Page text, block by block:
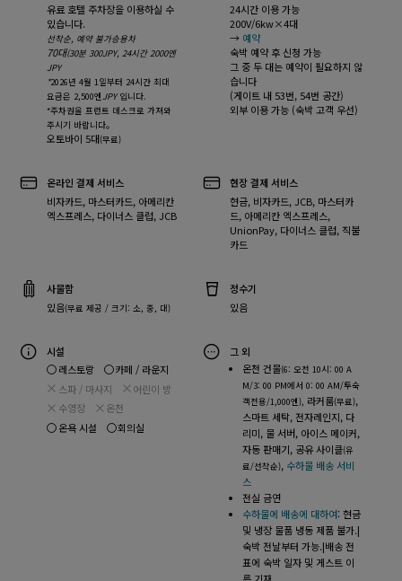
유료 호텔 주차장을 이용하실 수
있습니다.
선착순, 예약 불가승용차
70대(30분 300JPY, 24시간 2000엔
JPY
*2026년 4월 1일부터 24시간 최대
요금은 2,500엔 JPY입니다.
*주차권을 프런트 데스크로 가져와
주시기 바랍니다。
오토바이 5대(무료)
24시간 이용 가능
200V/6kw×4대
→ 예약
숙박 예약 후 신청 가능
그 중 두 대는 예약이 필요하지 않
습니다
(게이트 내 53번, 54번 공간)
외부 이용 가능 (숙박 고객 우선)
온라인 결제 서비스
비자카드, 마스터카드, 아메리칸
엑스프레스, 다이너스 클럽, JCB
현장 결제 서비스
현금, 비자카드, JCB, 마스터카
드, 아메리칸 엑스프레스,
UnionPay, 다이너스 클럽, 직불
카드
사물함
있음(무료 제공 / 크기: 소, 중, 대)
정수기
있음
시설
레스토랑
카페 / 라운지
스파 / 마사지
어린이 방
수영장
온천
온욕 시설
회의실
그 외
온천 건물(6: 오전 10시: 00 A
M/3: 00 PM에서 0: 00 AM/투숙
객전용/1,000엔), 라커룸(무료),
스마트 세탁, 전자레인지, 다
리미, 물 서버, 아이스 메이커,
자동 판매기, 공유 사이클(유
료/선착순), 수하물 배송 서비
스
전실 금연
수하물에 배송에 대하여: 현금
및 냉장 물품 냉동 제품 불가.|
숙박 전날부터 가능.|배송 전
표에 숙박 일자 및 게스트 이